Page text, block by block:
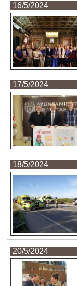
16/5/2024
17/5/2024
18/5/2024
20/5/2024